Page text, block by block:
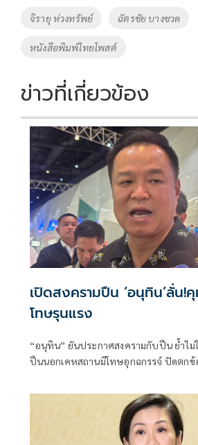
o
o
k
Li
k
Tags
จิรายุ ห่วงทรัพย์ ฉัตรชัย บางชวด
หนังสือพิมพ์ไทยโพสต์
ข่าวที่เกี่ยวข้อง
เปิดสงครามปืน ‘อนุทิน’ลั่น!
โทษรุนแรง
“อนุทิน” ยันประกาศสงครามกับปืน ย้ำไม่
ปืนนอกเคหสถานมีโทษอุกฉกรรจ์ ปัดตก
เจ้าของเป็นผู้ต้องหาร่วม